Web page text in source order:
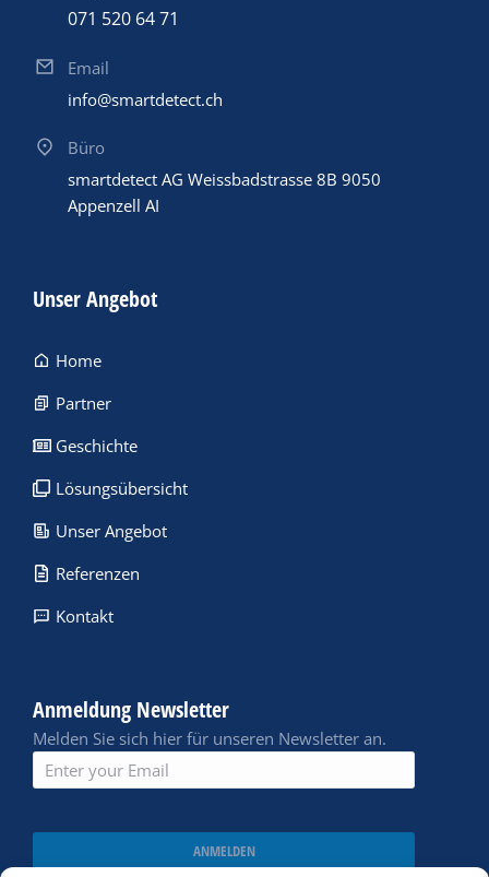
071 520 64 71
Email
info@smartdetect.ch
Büro
smartdetect AG Weissbadstrasse 8B 9050
Appenzell AI
Unser Angebot
Home
Partner
Geschichte
Lösungsübersicht
Unser Angebot
Referenzen
Kontakt
Anmeldung Newsletter
Melden Sie sich hier für unseren Newsletter an.
ANMELDEN